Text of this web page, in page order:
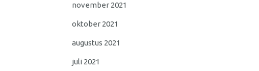
november 2021
oktober 2021
augustus 2021
juli 2021